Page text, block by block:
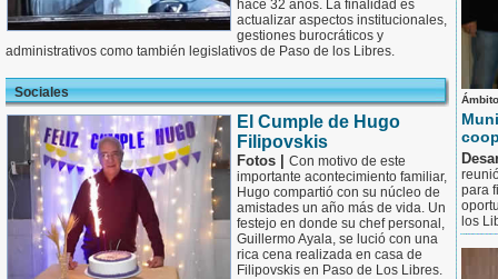
hace 32 años. La finalidad es
actualizar aspectos institucionales,
gestiones burocráticos y
administrativos como también legislativos de Paso de los Libres.
Sociales
El Cumple de Hugo
Filipovskis
Fotos | Con motivo de este
importante acontecimiento familiar,
Hugo compartió con su núcleo de
amistades un año más de vida. Un
festejo en donde su chef personal,
Guillermo Ayala, se lució con una
rica cena realizada en casa de
Filipovskis en Paso de Los Libres.
para
los